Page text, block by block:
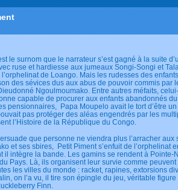
le surnom que le narrateur s’est gagné à la suite
ruse et hardiesse aux jumeaux Songi-Songi et
de Loango. Mais les rudesses des
des sévices dus aux abus de pouvoir commis par
Ngoulmoumako. Entre autres méfaits,
capable de procurer aux enfants abandonnés
pensionnaires, Papa Moupelo avait le tort d’être
pas protéger des aléas engendrés par les
l’Histoire de la République du Congo.
que personne ne viendra plus l’arracher aux
et ses sbires, Petit Piment s’enfuit de l’orphelinat
il intègre la bande. Les gamins se rendent à Pointe-
Pays. Là, ils organisent leur survie comme
les villes du monde : racket, rapines, extorsions
on l’a vu, il tire son épingle du jeu, véritable
Finn.